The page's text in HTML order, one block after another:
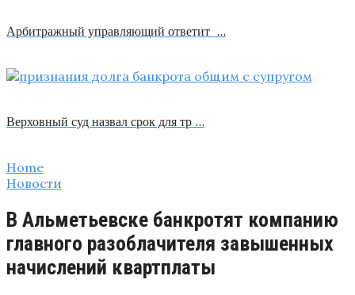
Арбитражный управляющий ответит …
Верховный суд назвал срок для тр …
Home
Новости
В Альметьевске банкротят компанию
главного разоблачителя завышенных
начислений квартплаты